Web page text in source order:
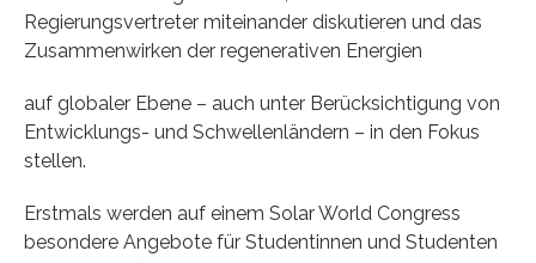
Regierungsvertreter miteinander diskutieren und das
Zusammenwirken der regenerativen Energien
auf globaler Ebene – auch unter Berücksichtigung von
Entwicklungs- und Schwellenländern – in den Fokus
stellen.
Erstmals werden auf einem Solar World Congress
besondere Angebote für Studentinnen und Studenten